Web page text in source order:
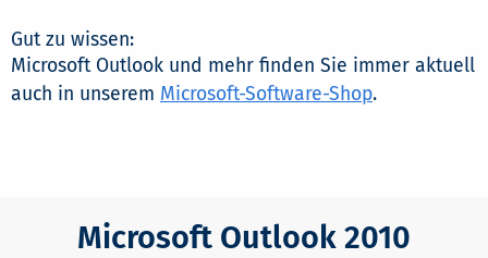
Gut zu wissen:
Microsoft Outlook und mehr finden Sie immer aktuell
auch in unserem Microsoft-Software-Shop.
Microsoft Outlook 2010